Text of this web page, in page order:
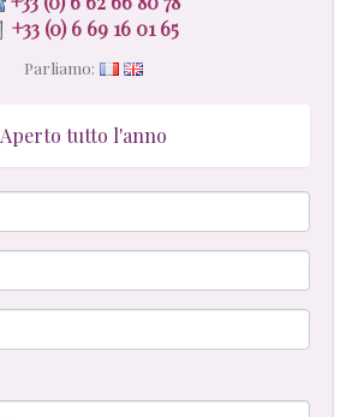
+33 (0) 6 69 16 01 65
Parliamo:
Aperto tutto l'anno